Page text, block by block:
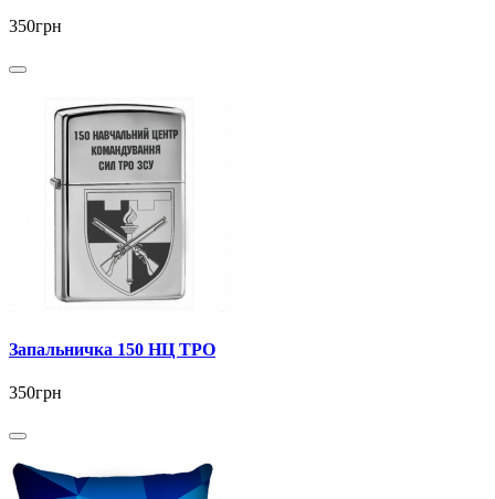
350грн
Запальничка 150 НЦ ТРО
350грн